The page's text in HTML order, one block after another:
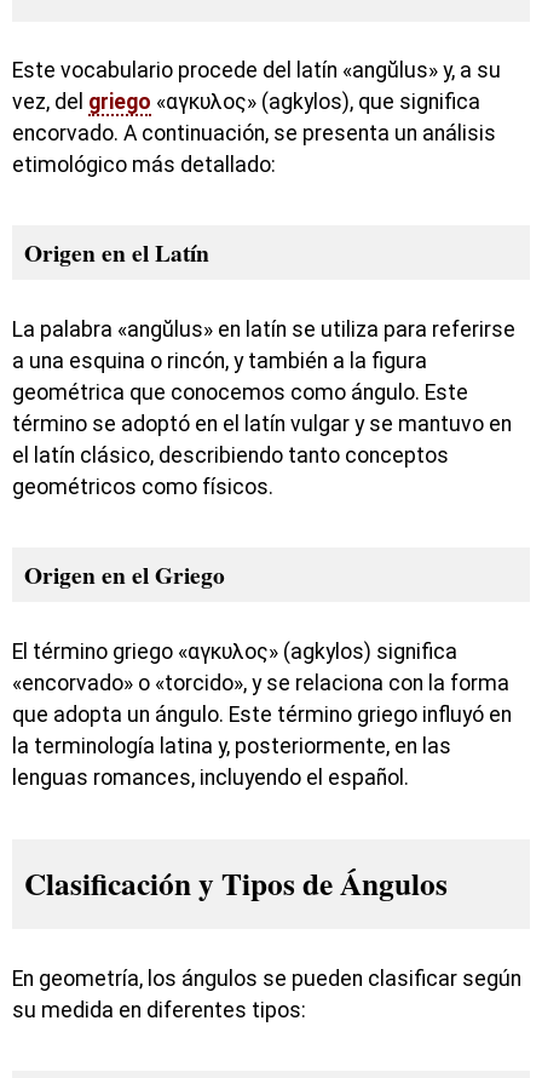
Este vocabulario procede del latín «angŭlus» y, a su
vez, del griego «αγκυλος» (agkylos), que significa
encorvado. A continuación, se presenta un análisis
etimológico más detallado:
Origen en el Latín
La palabra «angŭlus» en latín se utiliza para referirse
a una esquina o rincón, y también a la figura
geométrica que conocemos como ángulo. Este
término se adoptó en el latín vulgar y se mantuvo en
el latín clásico, describiendo tanto conceptos
geométricos como físicos.
Origen en el Griego
El término griego «αγκυλος» (agkylos) significa
«encorvado» o «torcido», y se relaciona con la forma
que adopta un ángulo. Este término griego influyó en
la terminología latina y, posteriormente, en las
lenguas romances, incluyendo el español.
Clasificación y Tipos de Ángulos
En geometría, los ángulos se pueden clasificar según
su medida en diferentes tipos: